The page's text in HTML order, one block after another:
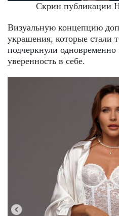
Скрин публикации
Визуальную концепцию
украшения, которые стали
подчеркнули одновременно
уверенность в себе.